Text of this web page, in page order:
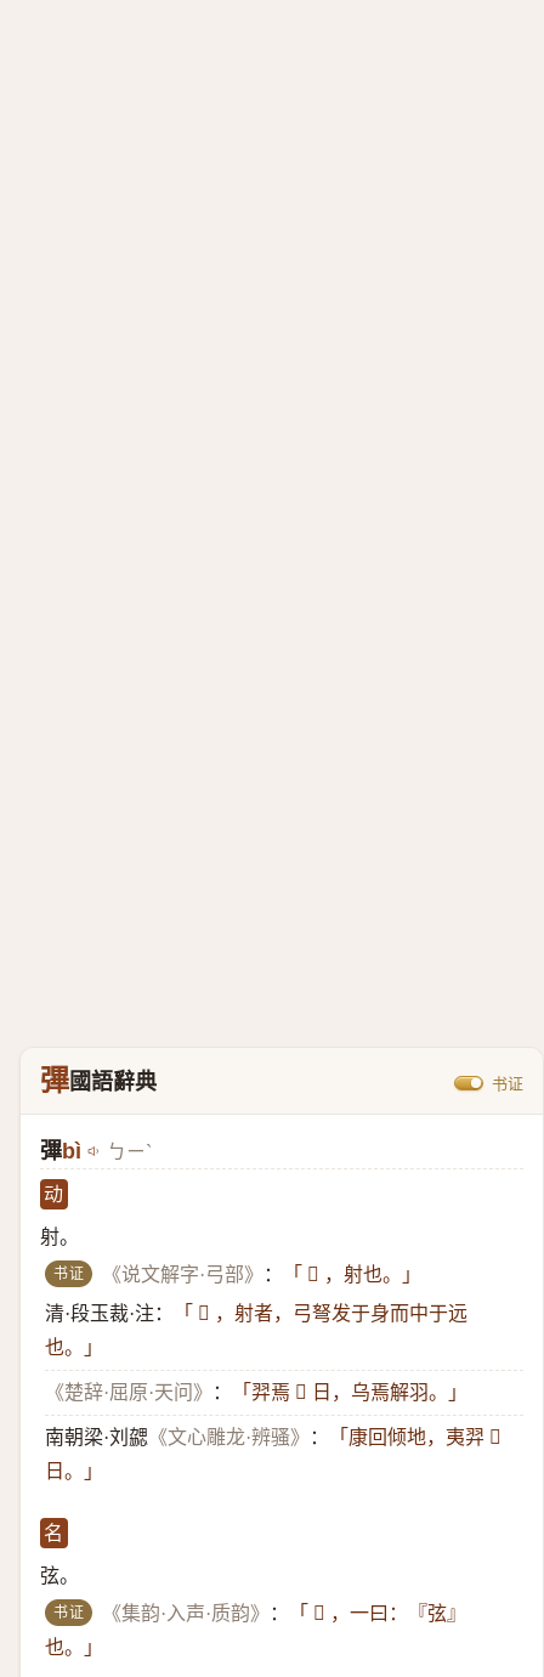
彃國語辭典 书证
彃bì ㄅㄧˋ
动
射。
书证 《说文解字·弓部》 ：
「 𪪼 ，射也。」
清·段玉裁·注：
「 𪪼 ，射者，弓弩发于身而中于远
也。」
《楚辞·屈原·天问》 ： 「羿焉 𪪼 日，乌焉解羽。」
南朝梁·刘勰 《文心雕龙·辨骚》 ：
「康回倾地，夷羿 𪪼
日。」
名
弦。
书证 《集韵·入声·质韵》 ：
「 𪪼 ，一曰：『弦』
也。」